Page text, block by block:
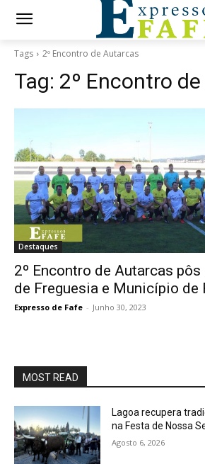
Tags 2º Encontro de Autarcas
Tag: 2º Encontro
Destaques
2º Encontro de Autarcas
de Freguesia e Município de
Expresso de Fafe - Junho 30, 2023
MOST READ
Lagoa recupera
na Festa de Nossa
Agosto 6, 2026